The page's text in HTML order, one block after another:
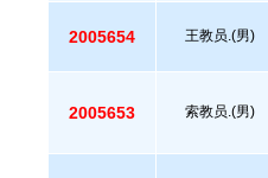
2005654 王教员.(男)
2005653 索教员.(男)